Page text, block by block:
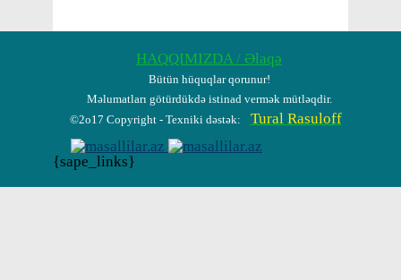
HAQQIMIZDA / Əlaqə
Bütün hüquqlar qorunur!
Məlumatları götürdükdə istinad vermək mütləqdir.
©2o17 Copyright - Texniki dəstək:
Tural Rasuloff
{sape_links}